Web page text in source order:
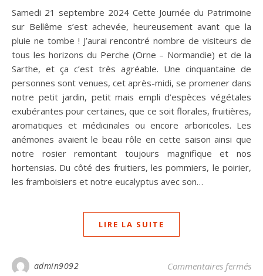
Samedi 21 septembre 2024 Cette Journée du Patrimoine
sur Bellême s’est achevée, heureusement avant que la
pluie ne tombe ! J’aurai rencontré nombre de visiteurs de
tous les horizons du Perche (Orne – Normandie) et de la
Sarthe, et ça c’est très agréable. Une cinquantaine de
personnes sont venues, cet après-midi, se promener dans
notre petit jardin, petit mais empli d’espèces végétales
exubérantes pour certaines, que ce soit florales, fruitières,
aromatiques et médicinales ou encore arboricoles. Les
anémones avaient le beau rôle en cette saison ainsi que
notre rosier remontant toujours magnifique et nos
hortensias. Du côté des fruitiers, les pommiers, le poirier,
les framboisiers et notre eucalyptus avec son…
LIRE LA SUITE
admin9092 Commentaires fermés